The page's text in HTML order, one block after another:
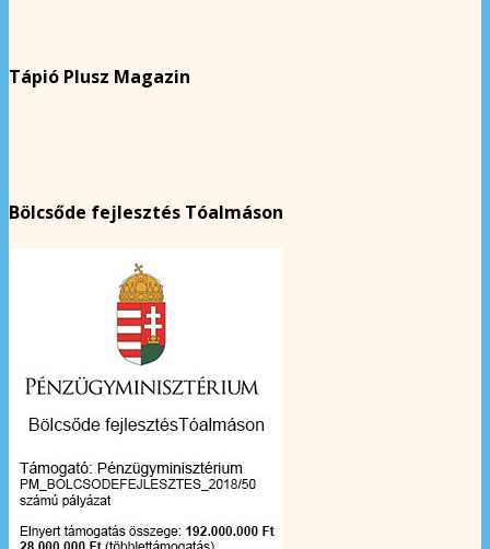
Tápió Plusz Magazin
Bölcsőde fejlesztés Tóalmáson